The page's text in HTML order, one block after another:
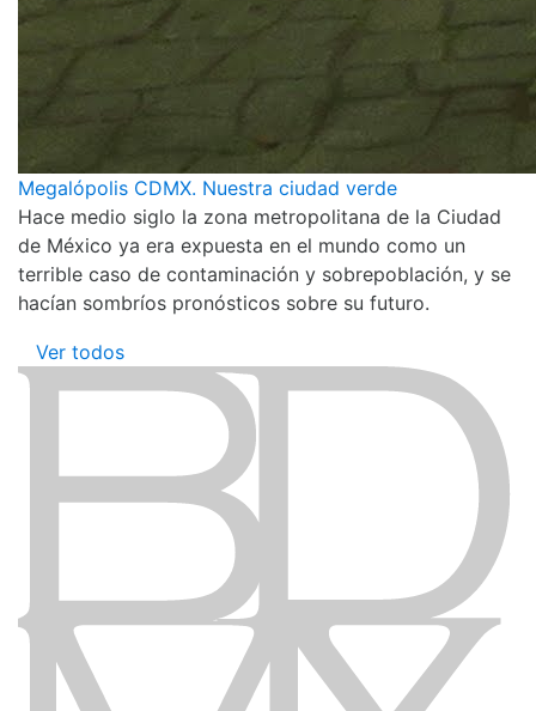
Megalópolis CDMX. Nuestra ciudad verde
Hace medio siglo la zona metropolitana de la Ciudad
de México ya era expuesta en el mundo como un
terrible caso de contaminación y sobrepoblación, y se
hacían sombríos pronósticos sobre su futuro.
Ver todos